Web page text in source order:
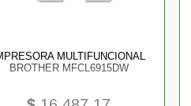
MULTIFUNCIONAL
BROTHER MFCL6915DW